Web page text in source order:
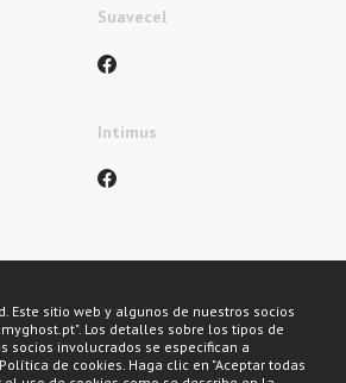
Suavecel
Intimus
Este sitio web y algunos de nuestros socios
Los detalles sobre los tipos de
socios involucrados se especifican a
de cookies. Haga clic en "Aceptar todas